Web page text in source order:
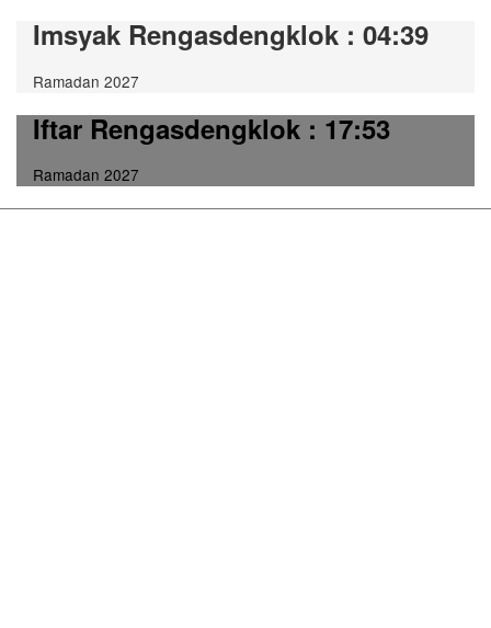
Imsyak Rengasdengklok : 04:39
Ramadan 2027
Iftar Rengasdengklok: 17:53
Ramadan 2027